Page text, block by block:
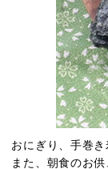
おにぎり、手巻き
また、朝食のお